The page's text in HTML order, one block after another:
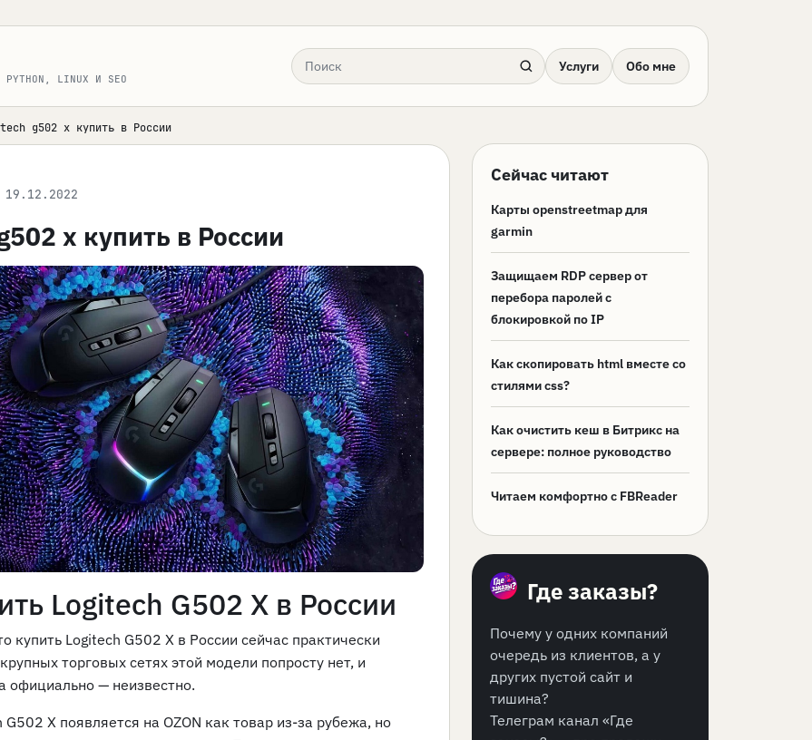
LINUX И SEO Поиск по сайту
Услуги Обо мне
g502 x купить в России
19.12.2022
x купить в России
Logitech G502 X в России
купить Logitech G502 X в России сейчас практически
торговых сетях этой модели попросту нет, и
официально — неизвестно.
G502 X появляется на OZON как товар из-за рубежа, но
Сейчас читают
Карты openstreetmap для
garmin
Защищаем RDP сервер от
перебора паролей с
блокировкой по IP
Как скопировать html вместе со
стилями css?
Как очистить кеш в Битрикс на
сервере: полное руководство
Читаем комфортно с FBReader
Где заказы?
Почему у одних компаний
очередь из клиентов, а у
других пустой сайт и
тишина?
Телеграм канал «Где